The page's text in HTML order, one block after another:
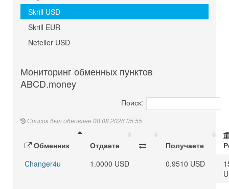
Skrill USD
Skrill EUR
Neteller USD
Мониторинг обменных пунктов
ABCD.money
Поиск:
Список был обновлен 08.08.2026 05:55.
Обменник Отдаете Получаете
Changer4u
1.0000 USD 0.9510 USD